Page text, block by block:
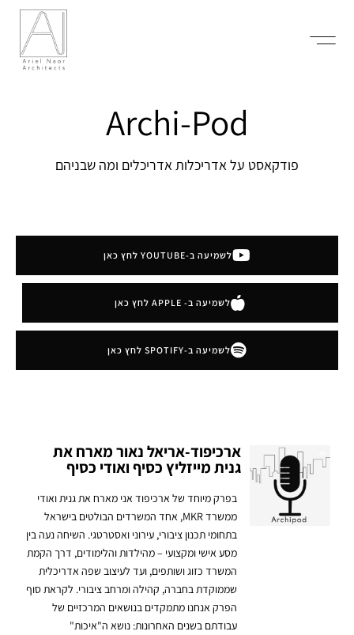
Archi-Pod
פודקאסט על אדריכלות אדריכלים ומה שבניהם
לשמיעה ב-YOUTUBE לחץ כאן
לשמיעה ב- APPLE לחץ כאן
לשמיעה ב-SPOTIFY לחץ כאן
ארכיפוד-אריאל נאור מארח את
גנית מייזליץ כסיף ואודי כסיף
בפרק מיוחד של ארכיפוד אני מארח את גנית ואודי
ממשרד MKR, אחד המשרדים הבולטים בישראל
בתחומי תכנון ציבורי, עירוני ואסטרטגי. השיחה נעה בין
מסע אישי ומקצועי – מהילדות והלימודים, דרך הקמת
המשרד כזוג ושותפים, ועד לעיצוב שפה אדריכלית
שממוקדת בחברה, קהילה ומרחב ציבורי. לקראת סוף
הפרק אנחנו מתמקדים בנושאים המרכזיים של
עבודתם בשנים האחרונות: נושא ה"איכות"